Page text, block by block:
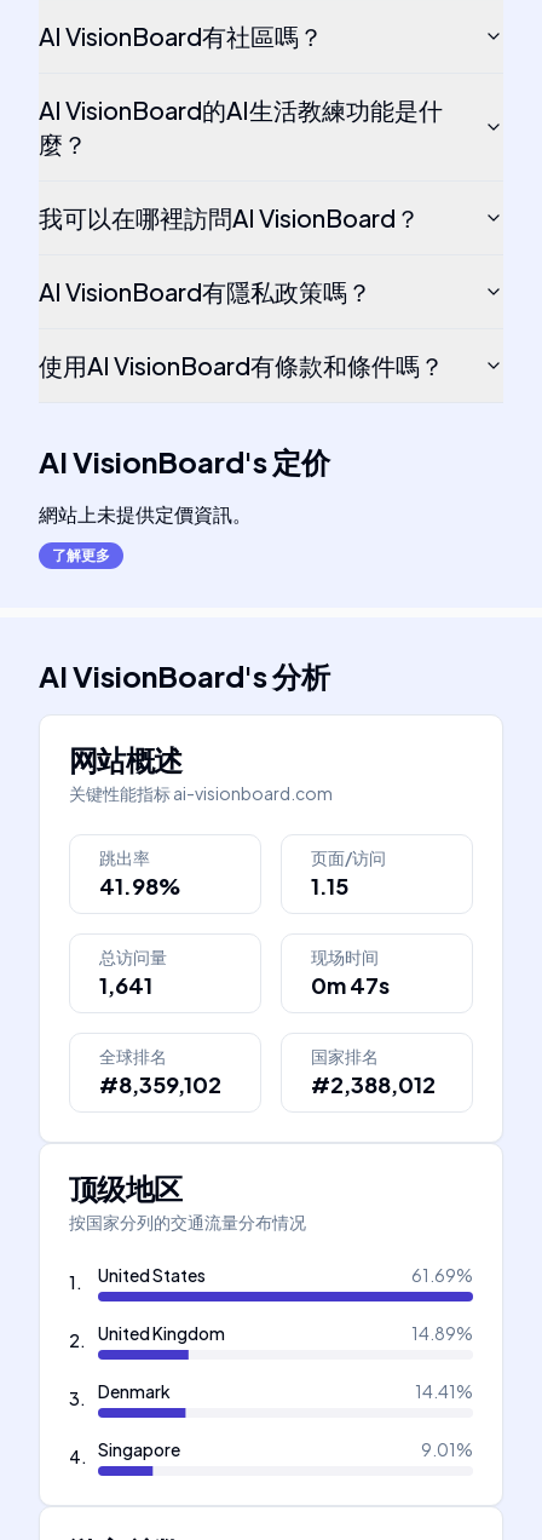
AI VisionBoard有社區嗎？
AI VisionBoard的AI生活教練功能是什
麼？
我可以在哪裡訪問AI VisionBoard？
AI VisionBoard有隱私政策嗎？
使用AI VisionBoard有條款和條件嗎？
AI VisionBoard's 定价
網站上未提供定價資訊。
了解更多
AI VisionBoard's分析
网站概述
关键性能指标ai-visionboard.com
跳出率
41.98%
页面/访问
1.15
总访问量
1,641
现场时间
0m 47s
全球排名
#8,359,102
国家排名
#2,388,012
顶级地区
按国家分列的交通流量分布情况
1. United States 61.69%
2. United Kingdom 14.89%
3. Denmark 14.41%
4. Singapore 9.01%